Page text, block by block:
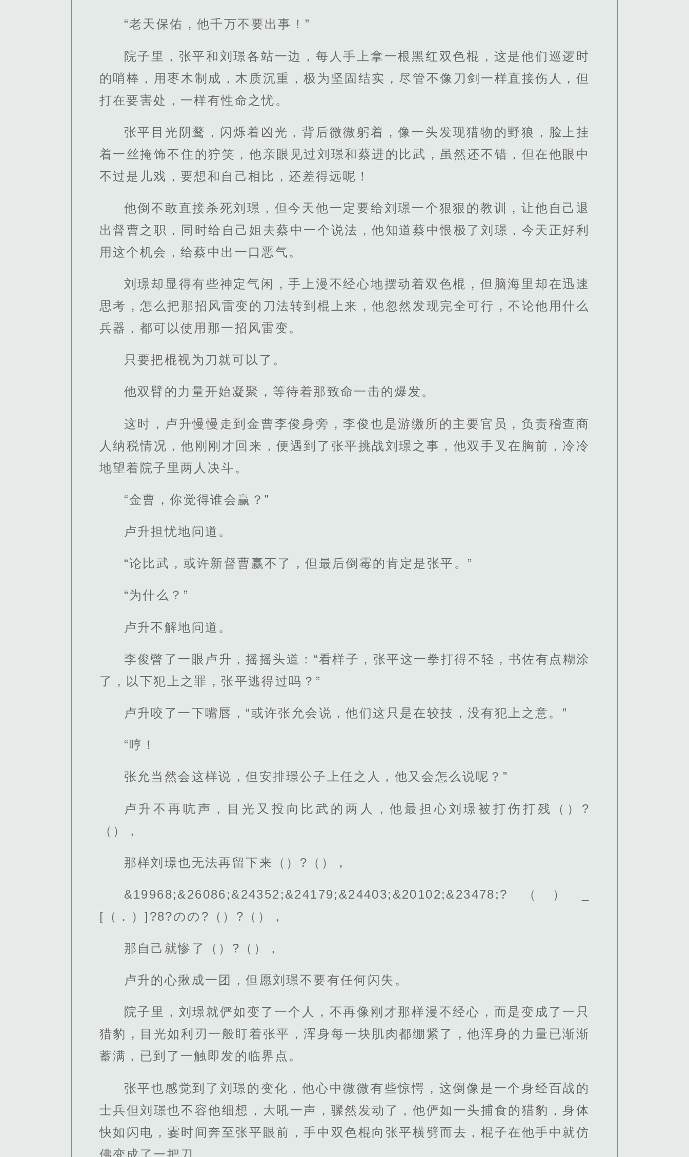
“老天保佑，他千万不要出事！”
院子里，张平和刘璟各站一边，每人手上拿一根黑红双色棍，这是他们巡逻时
的哨棒，用枣木制成，木质沉重，极为坚固结实，尽管不像刀剑一样直接伤人，但
打在要害处，一样有性命之忧。
张平目光阴鹜，闪烁着凶光，背后微微躬着，像一头发现猎物的野狼，脸上挂
着一丝掩饰不住的狞笑，他亲眼见过刘璟和蔡进的比武，虽然还不错，但在他眼中
不过是儿戏，要想和自己相比，还差得远呢！
他倒不敢直接杀死刘璟，但今天他一定要给刘璟一个狠狠的教训，让他自己退
出督曹之职，同时给自己姐夫蔡中一个说法，他知道蔡中恨极了刘璟，今天正好利
用这个机会，给蔡中出一口恶气。
刘璟却显得有些神定气闲，手上漫不经心地摆动着双色棍，但脑海里却在迅速
思考，怎么把那招风雷变的刀法转到棍上来，他忽然发现完全可行，不论他用什么
兵器，都可以使用那一招风雷变。
只要把棍视为刀就可以了。
他双臂的力量开始凝聚，等待着那致命一击的爆发。
这时，卢升慢慢走到金曹李俊身旁，李俊也是游缴所的主要官员，负责稽查商
人纳税情况，他刚刚才回来，便遇到了张平挑战刘璟之事，他双手叉在胸前，冷冷
地望着院子里两人决斗。
“金曹，你觉得谁会赢？”
卢升担忧地问道。
“论比武，或许新督曹赢不了，但最后倒霉的肯定是张平。”
“为什么？”
卢升不解地问道。
李俊瞥了一眼卢升，摇摇头道：“看样子，张平这一拳打得不轻，书佐有点糊涂
了，以下犯上之罪，张平逃得过吗？”
卢升咬了一下嘴唇，“或许张允会说，他们这只是在较技，没有犯上之意。”
“哼！
张允当然会这样说，但安排璟公子上任之人，他又会怎么说呢？”
卢升不再吭声，目光又投向比武的两人，他最担心刘璟被打伤打残（）?
（），
那样刘璟也无法再留下来（）?（），
&19968;&26086;&24352;&24179;&24403;&20102;&23478;?（）_
[（．）]?8?のの?（）?（），
那自己就惨了（）?（），
卢升的心揪成一团，但愿刘璟不要有任何闪失。
院子里，刘璟就俨如变了一个人，不再像刚才那样漫不经心，而是变成了一只
猎豹，目光如利刃一般盯着张平，浑身每一块肌肉都绷紧了，他浑身的力量已渐渐
蓄满，已到了一触即发的临界点。
张平也感觉到了刘璟的变化，他心中微微有些惊愕，这倒像是一个身经百战的
士兵但刘璟也不容他细想，大吼一声，骤然发动了，他俨如一头捕食的猎豹，身体
快如闪电，霎时间奔至张平眼前，手中双色棍向张平横劈而去，棍子在他手中就仿
佛变成了一把刀。